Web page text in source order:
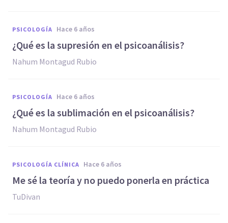
PSICOLOGÍA hace 6 años
¿Qué es la supresión en el psicoanálisis?
Nahum Montagud Rubio
PSICOLOGÍA hace 6 años
¿Qué es la sublimación en el psicoanálisis?
Nahum Montagud Rubio
PSICOLOGÍA CLÍNICA hace 6 años
Me sé la teoría y no puedo ponerla en práctica
TuDivan